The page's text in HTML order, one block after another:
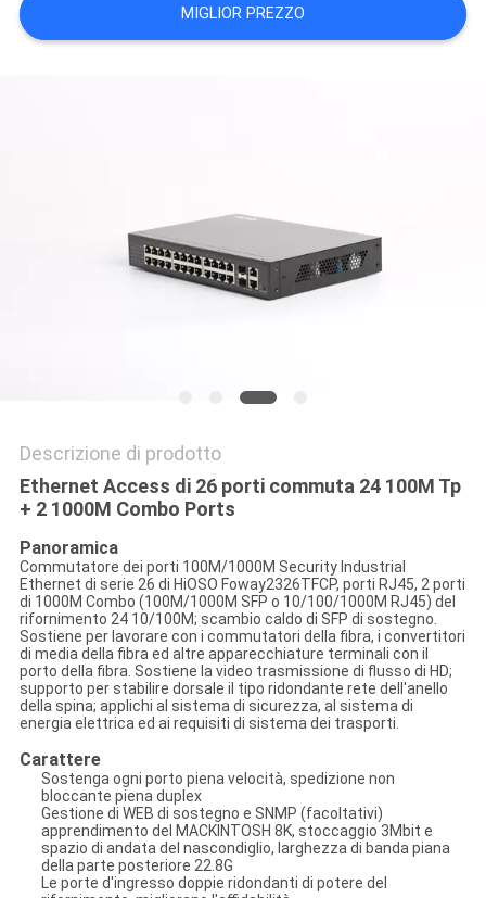
NORME
MIGLIOR PREZZO
Descrizione di prodotto
Ethernet Access di 26 porti commuta 24 100M Tp
+ 2 1000M Combo Ports
Panoramica
Commutatore dei porti 100M/1000M Security Industrial
Ethernet di serie 26 di HiOSO Foway2326TFCP, porti RJ45, 2 porti
di 1000M Combo (100M/1000M SFP o 10/100/1000M RJ45) del
rifornimento 24 10/100M; scambio caldo di SFP di sostegno.
Sostiene per lavorare con i commutatori della fibra, i convertitori
di media della fibra ed altre apparecchiature terminali con il
porto della fibra. Sostiene la video trasmissione di flusso di HD;
supporto per stabilire dorsale il tipo ridondante rete dell'anello
della spina; applichi al sistema di sicurezza, al sistema di
energia elettrica ed ai requisiti di sistema dei trasporti.
Carattere
Sostenga ogni porto piena velocità, spedizione non
bloccante piena duplex
Gestione di WEB di sostegno e SNMP (facoltativi)
apprendimento del MACKINTOSH 8K, stoccaggio 3Mbit e
spazio di andata del nascondiglio, larghezza di banda piana
della parte posteriore 22.8G
Le porte d'ingresso doppie ridondanti di potere del